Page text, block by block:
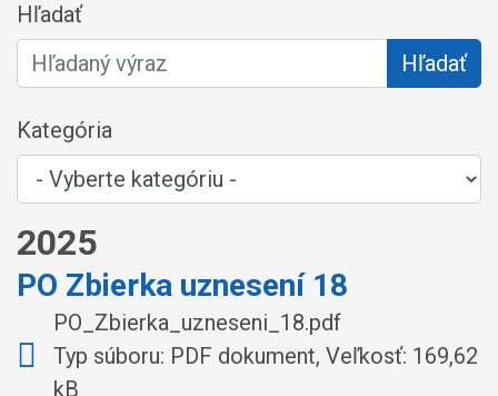
Hľadať
Hľadať
Kategória
2025
PO Zbierka uznesení 18
PO_Zbierka_uzneseni_18.pdf
Typ súboru: PDF dokument, Veľkosť: 169,62
kB